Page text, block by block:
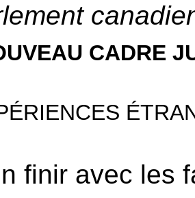
CADRE
finir avec les